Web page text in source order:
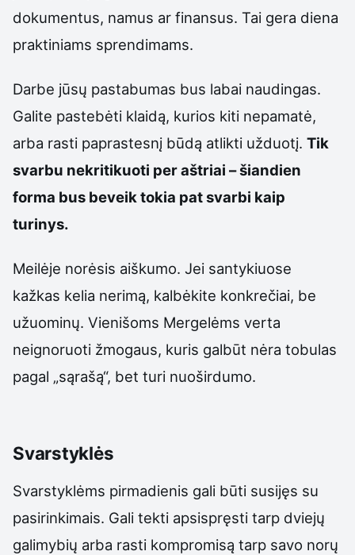
dokumentus, namus ar finansus. Tai gera diena
praktiniams sprendimams.
Darbe jūsų pastabumas bus labai naudingas.
Galite pastebėti klaidą, kurios kiti nepamatė,
arba rasti paprastesnį būdą atlikti užduotį. Tik
svarbu nekritikuoti per aštriai – šiandien
forma bus beveik tokia pat svarbi kaip
turinys.
Meilėje norėsis aiškumo. Jei santykiuose
kažkas kelia nerimą, kalbėkite konkrečiai, be
užuominų. Vienišoms Mergelėms verta
neignoruoti žmogaus, kuris galbūt nėra tobulas
pagal „sąrašą“, bet turi nuoširdumo.
Svarstyklės
Svarstyklėms pirmadienis gali būti susijęs su
pasirinkimais. Gali tekti apsispręsti tarp dviejų
galimybių arba rasti kompromisą tarp savo norų